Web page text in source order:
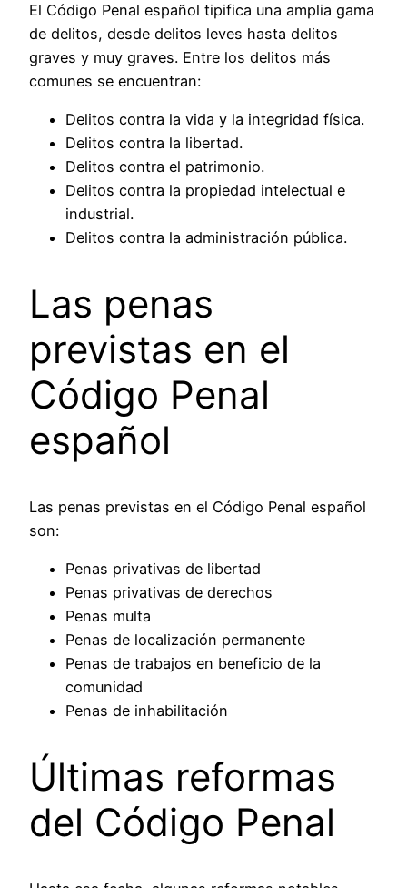
El Código Penal español tipifica una amplia gama
de delitos, desde delitos leves hasta delitos
graves y muy graves. Entre los delitos más
comunes se encuentran:
Delitos contra la vida y la integridad física.
Delitos contra la libertad.
Delitos contra el patrimonio.
Delitos contra la propiedad intelectual e
industrial.
Delitos contra la administración pública.
Las penas
previstas en el
Código Penal
español
Las penas previstas en el Código Penal español
son:
Penas privativas de libertad
Penas privativas de derechos
Penas multa
Penas de localización permanente
Penas de trabajos en beneficio de la
comunidad
Penas de inhabilitación
Últimas reformas
del Código Penal